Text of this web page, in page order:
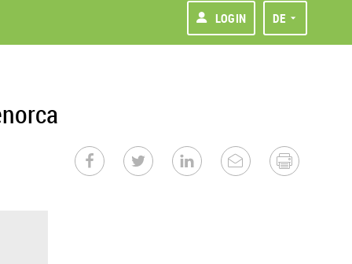
LOGIN DE